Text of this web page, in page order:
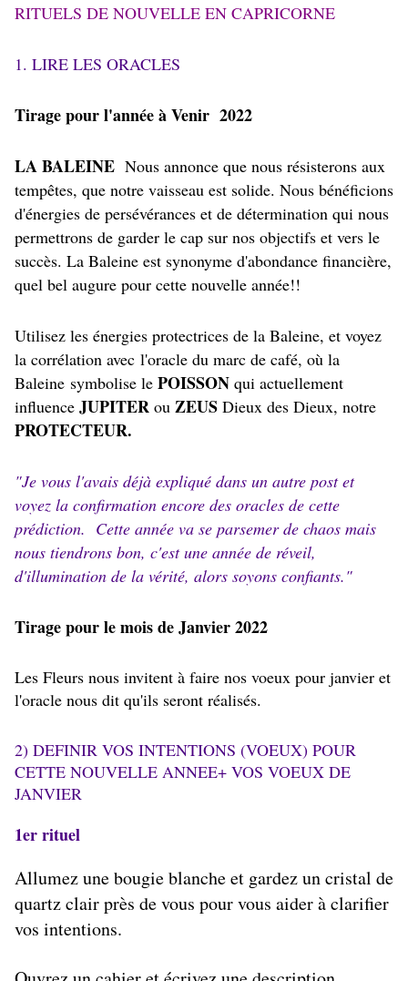
RITUELS DE NOUVELLE EN CAPRICORNE
1. LIRE LES ORACLES
Tirage pour l'année à Venir 2022
LA BALEINE Nous annonce que nous résisterons aux
tempêtes, que notre vaisseau est solide. Nous bénéficions
d'énergies de persévérances et de détermination qui nous
permettrons de garder le cap sur nos objectifs et vers le
succès. La Baleine est synonyme d'abondance financière,
quel bel augure pour cette nouvelle année!!
Utilisez les énergies protectrices de la Baleine, et voyez
la corrélation avec l'oracle du marc de café, où la
Baleine symbolise le POISSON qui actuellement
influence JUPITER ou ZEUS Dieux des Dieux, notre
PROTECTEUR.
"Je vous l'avais déjà expliqué dans un autre post et
voyez la confirmation encore des oracles de cette
prédiction. Cette année va se parsemer de chaos mais
nous tiendrons bon, c'est une année de réveil,
d'illumination de la vérité, alors soyons confiants."
Tirage pour le mois de Janvier 2022
Les Fleurs nous invitent à faire nos voeux pour janvier et
l'oracle nous dit qu'ils seront réalisés.
2) DEFINIR VOS INTENTIONS (VOEUX) POUR
CETTE NOUVELLE ANNEE+ VOS VOEUX DE
JANVIER
1er rituel
Allumez une bougie blanche et gardez un cristal de
quartz clair près de vous pour vous aider à clarifier
vos intentions.